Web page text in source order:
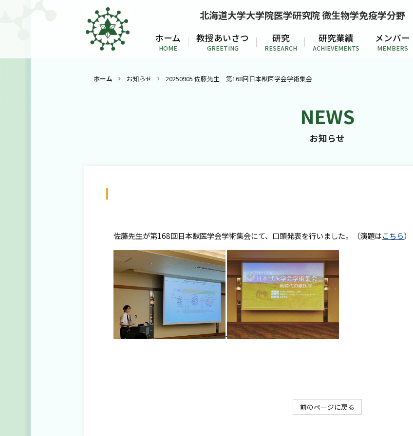
北海道大学大学院医学研究院 微生物学免疫学分野
ホーム
HOME
教授あいさつ
GREETING
研究
RESEARCH
研究業績
ACHIEVEMENTS
メンバー
MEMBERS
ホーム お知らせ 20250905 佐藤先生 第168回日本獣医学会学術集会
NEWS
お知らせ
佐藤先生が第168回日本獣医学会学術集会にて、口頭発表を行いました。（演題はこちら）
前のページに戻る
教授あいさつ
研究
研究実績